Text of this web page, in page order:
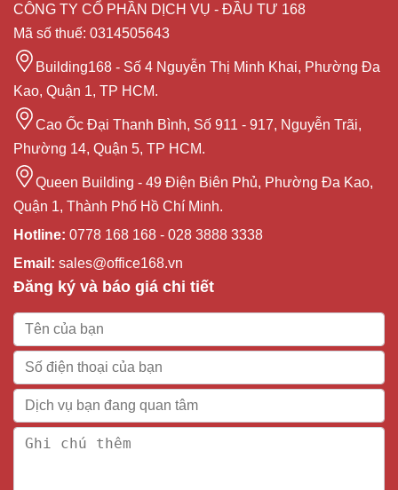
CÔNG TY CỔ PHẦN DỊCH VỤ - ĐẦU TƯ 168
Mã số thuế: 0314505643
Building168 - Số 4 Nguyễn Thị Minh Khai, Phường Đa
Kao, Quận 1, TP HCM.
Cao Ốc Đại Thanh Bình, Số 911 - 917, Nguyễn Trãi,
Phường 14, Quận 5, TP HCM.
Queen Building - 49 Điện Biên Phủ, Phường Đa Kao,
Quận 1, Thành Phố Hồ Chí Minh.
Hotline: 0778 168 168 - 028 3888 3338
Email: sales@office168.vn
Đăng ký và báo giá chi tiết